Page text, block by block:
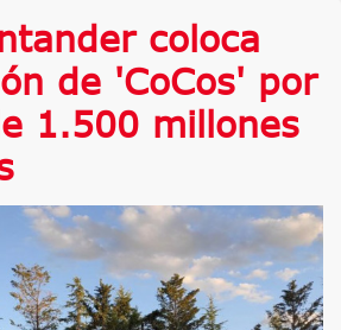
coloca
de 'CoCos' por
1.500 millones